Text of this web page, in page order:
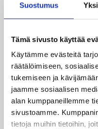
Suostumus
Tämä sivusto käyttää
Käytämme evästeitä
räätälöimiseen,
tukemiseen ja
jaamme sosiaalisen
alan kumppaneillemme
sivustoamme.
tietoja muihin tietoihin,
mittari luvassa jo heti
29.07.2026
JYPin harjoitusottelut
julkaistu!
27.07.2026
Ruotsalaishyökkääjä